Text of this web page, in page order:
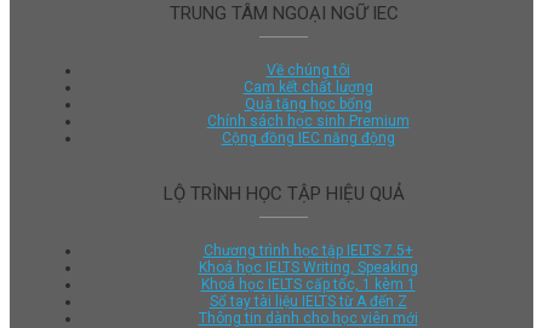
TRUNG TÂM NGOẠI NGỮ IEC
Về chúng tôi
Cam kết chất lượng
Quà tặng học bổng
Chính sách học sinh Premium
Cộng đồng IEC năng động
LỘ TRÌNH HỌC TẬP HIỆU QUẢ
Chương trình học tập IELTS 7.5+
Khoá học IELTS Writing, Speaking
Khoá học IELTS cấp tốc, 1 kèm 1
Sổ tay tài liệu IELTS từ A đến Z
Thông tin dành cho học viên mới